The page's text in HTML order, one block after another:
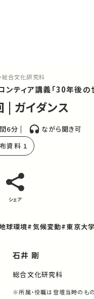
総合文化研究科
ンティア講義「30年後
| ガイダンス
6分
ながら聞き可
資料 1
シェア
球環境#気候変動#東京大
石井 剛
総合文化研究科
※所属・役職は登壇当時のもの